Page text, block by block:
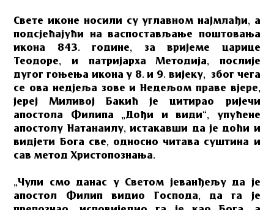
Свете иконе носили су углавном најмлађи, а
подсјећајући на васпостављање поштовања
икона 843. године, за вријеме царице
Теодоре, и патријарха Методија, послије
дугог гоњења икона у 8. и 9. вијеку, због чега
се ова недјеља зове и Недељом праве вјере,
јереј Миливој Бакић је цитирао ријечи
апостола Филипа „Дођи и види“, упућене
апостолу Натанаилу, истакавши да је доћи и
видјети Бога све, односно читава суштина и
сав метод Христопознања.
„Чули смо данас у Светом јеванђељу да је
апостол Филип видио Господа, да га је